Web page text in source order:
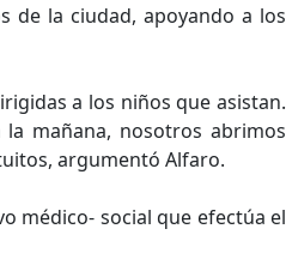
de la ciudad, apoyando a los
a los niños que asistan.
mañana, nosotros abrimos
argumentó Alfaro.
médico- social que efectúa el